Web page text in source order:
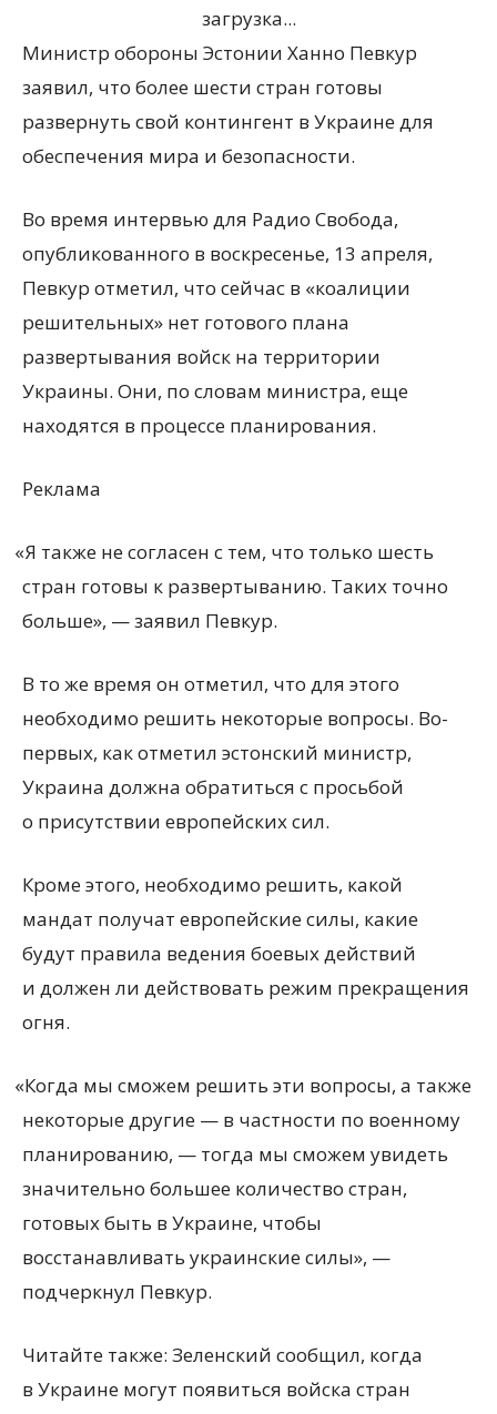
загрузка...
Министр обороны Эстонии Ханно Певкур
заявил, что более шести стран готовы
развернуть свой контингент в Украине для
обеспечения мира и безопасности.
Во время интервью для Радио Свобода,
опубликованного в воскресенье, 13 апреля,
Певкур отметил, что сейчас в «коалиции
решительных» нет готового плана
развертывания войск на территории
Украины. Они, по словам министра, еще
находятся в процессе планирования.
Реклама
«Я также не согласен с тем, что только шесть
стран готовы к развертыванию. Таких точно
больше», — заявил Певкур.
В то же время он отметил, что для этого
необходимо решить некоторые вопросы. Во-
первых, как отметил эстонский министр,
Украина должна обратиться с просьбой
о присутствии европейских сил.
Кроме этого, необходимо решить, какой
мандат получат европейские силы, какие
будут правила ведения боевых действий
и должен ли действовать режим прекращения
огня.
«Когда мы сможем решить эти вопросы, а также
некоторые другие — в частности по военному
планированию, — тогда мы сможем увидеть
значительно большее количество стран,
готовых быть в Украине, чтобы
восстанавливать украинские силы», —
подчеркнул Певкур.
Читайте также: Зеленский сообщил, когда
в Украине могут появиться войска стран